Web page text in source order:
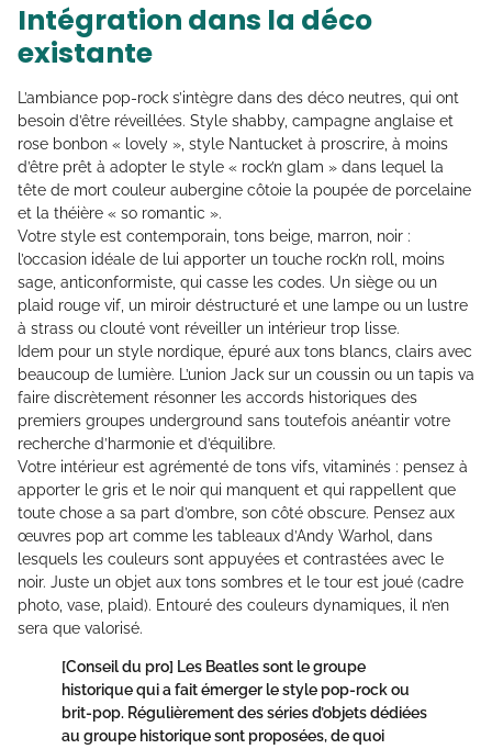
Intégration dans la déco
existante
L’ambiance pop-rock s’intègre dans des déco neutres, qui ont
besoin d’être réveillées. Style shabby, campagne anglaise et
rose bonbon « lovely », style Nantucket à proscrire, à moins
d’être prêt à adopter le style « rock’n glam » dans lequel la
tête de mort couleur aubergine côtoie la poupée de porcelaine
et la théière « so romantic ».
Votre style est contemporain, tons beige, marron, noir :
l’occasion idéale de lui apporter un touche rock’n roll, moins
sage, anticonformiste, qui casse les codes. Un siège ou un
plaid rouge vif, un miroir déstructuré et une lampe ou un lustre
à strass ou clouté vont réveiller un intérieur trop lisse.
Idem pour un style nordique, épuré aux tons blancs, clairs avec
beaucoup de lumière. L’union Jack sur un coussin ou un tapis va
faire discrètement résonner les accords historiques des
premiers groupes underground sans toutefois anéantir votre
recherche d’harmonie et d’équilibre.
Votre intérieur est agrémenté de tons vifs, vitaminés : pensez à
apporter le gris et le noir qui manquent et qui rappellent que
toute chose a sa part d’ombre, son côté obscure. Pensez aux
œuvres pop art comme les tableaux d’Andy Warhol, dans
lesquels les couleurs sont appuyées et contrastées avec le
noir. Juste un objet aux tons sombres et le tour est joué (cadre
photo, vase, plaid). Entouré des couleurs dynamiques, il n’en
sera que valorisé.
[Conseil du pro] Les Beatles sont le groupe
historique qui a fait émerger le style pop-rock ou
brit-pop. Régulièrement des séries d’objets dédiées
au groupe historique sont proposées, de quoi